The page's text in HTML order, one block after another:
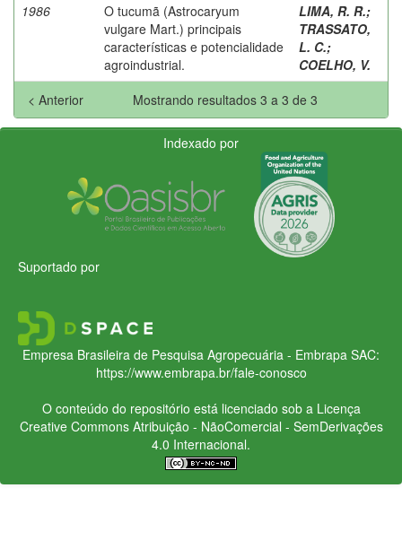
1986
O tucumã (Astrocaryum
vulgare Mart.) principais
características e potencialidade
agroindustrial.
LIMA, R. R.;
TRASSATO,
L. C.;
COELHO, V.
Mostrando resultados 3 a 3 de 3
< Anterior
Indexado por
Suportado por
Empresa Brasileira de Pesquisa Agropecuária - Embrapa SAC:
https://www.embrapa.br/fale-conosco
O conteúdo do repositório está licenciado sob a Licença
Creative CommonsAtribuição - NãoComercial - SemDerivações
4.0 Internacional.